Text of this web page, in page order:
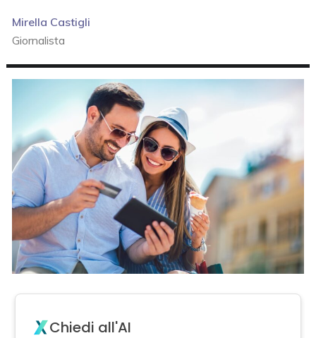
Mirella Castigli
Giornalista
Chiedi all'AI